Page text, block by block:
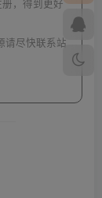
，得到更好
请尽快联系站